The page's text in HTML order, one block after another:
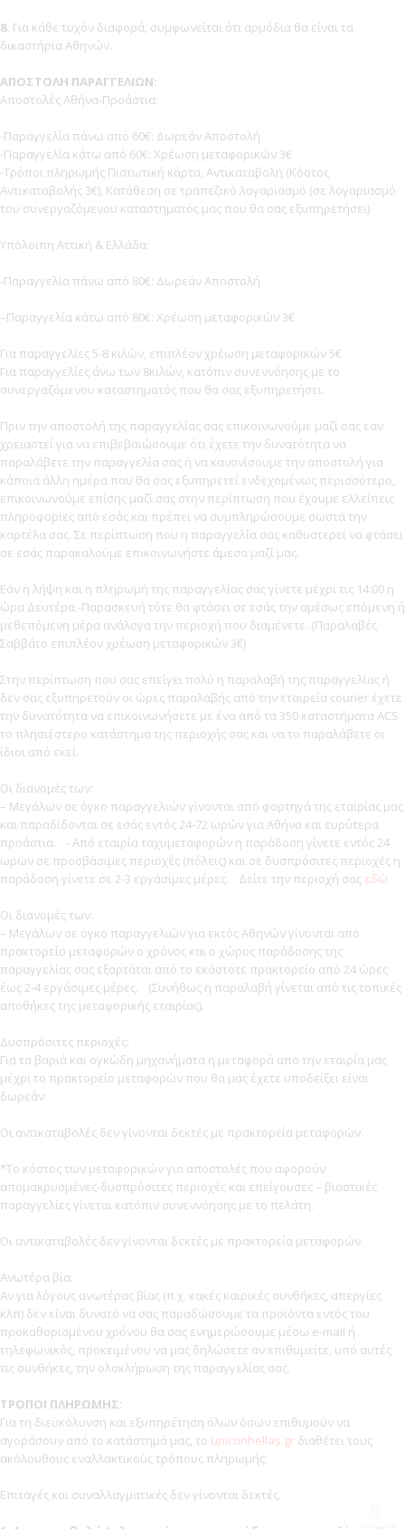
8. Για κάθε τυχόν διαφορά, συμφωνείται ότι αρμόδια θα είναι τα
δικαστήρια Αθηνών.
ΑΠΟΣΤΟΛΗ ΠΑΡΑΓΓΕΛΙΩΝ:
Αποστολές Αθήνα-Προάστια:
-Παραγγελία πάνω από 60€: Δωρεάν Αποστολή
-Παραγγελία κάτω από 60€: Χρέωση μεταφορικών 3€
-Τρόποι πληρωμής Πιστωτική κάρτα, Αντικαταβολή (Κόστος
Αντικαταβολής 3€), Κατάθεση σε τραπεζικό λογαριασμό (σε λογαριασμό
του συνεργαζόμενου καταστηματός μας που θα σας εξυπηρετήσει)
Υπόλοιπη Αττική & Ελλάδα:
-Παραγγελία πάνω από 80€: Δωρεάν Αποστολή
–Παραγγελία κάτω από 80€: Χρέωση μεταφορικών 3€
Για παραγγελίες 5-8 κιλών, επιπλέον χρέωση μεταφορικών 5€
Για παραγγελίες άνω των 8κιλών, κατόπιν συνεννόησης με το
συνεργαζόμενου καταστηματός που θα σας εξυπηρετήσει.
Πριν την αποστολή της παραγγελίας σας επικοινωνούμε μαζί σας εαν
χρειαστεί για να επιβεβαιώσουμε ότι έχετε την δυνατότητα να
παραλάβετε την παραγγελία σας ή να κανονίσουμε την αποστολή για
κάποια άλλη ημέρα που θα σας εξυπηρετεί ενδεχομένως περισσότερο,
επικοινωνούμε επίσης μαζί σας στην περίπτωση που έχουμε ελλείπεις
πληροφορίες από εσάς και πρέπει να συμπληρώσουμε σωστά την
καρτέλα σας. Σε περίπτωση που η παραγγελία σας καθυστερεί να φτάσει
σε εσάς παρακαλούμε επικοινωνήστε άμεσα μαζί μας.
Εάν η λήψη και η πληρωμή της παραγγελίας σας γίνετε μέχρι τις 14:00 η
ώρα Δευτέρα.-Παρασκευή τότε θα φτάσει σε εσάς την αμέσως επόμενη ή
μεθεπόμενη μέρα ανάλογα την περιοχή που διαμένετε. (Παραλαβές
Σαββάτο επιπλέον χρέωση μεταφορικών 3€)
Στην περίπτωση που σας επείγει πολύ η παραλαβή της παραγγελίας ή
δεν σας εξυπηρετούν οι ώρες παραλαβής από την εταιρεία courier έχετε
την δυνατότητα να επικοινωνήσετε με ένα από τα 350 καταστήματα ACS
το πλησιέστερο κατάστημα της περιοχής σας και να το παραλάβετε οι
ίδιοι από εκεί.
Οι διανομές των:
– Μεγάλων σε όγκο παραγγελιών γίνονται από φορτηγά της εταιρίας μας
και παραδίδονται σε εσάς εντός 24-72 ωρών για Αθήνα και ευρύτερα
προάστια. - Από εταιρία ταχυμεταφορών η παράδοση γίνετε εντός 24
ωρών σε προσβάσιμες περιοχές (πόλεις) και σε δυσπρόσιτες περιοχές η
παράδοση γίνετε σε 2-3 εργάσιμες μέρες. Δείτε την περιοχή σας εδώ
Οι διανομές των:
– Μεγάλων σε όγκο παραγγελιών για εκτός Αθηνών γίνονται από
πρακτορείο μεταφορών o χρόνος και ο χώρος παράδοσης της
παραγγελίας σας εξαρτάται από το εκάστοτε πρακτορείο από 24 ώρες
έως 2-4 εργάσιμες μέρες. (Συνήθως η παραλαβή γίνεται από τις τοπικές
αποθήκες της μεταφορικής εταιρίας).
Δυσπρόσιτες περιοχές:
Για τα βαριά και ογκώδη μηχανήματα η μεταφορά από την εταιρία μας
μέχρι το πρακτορείο μεταφορών που θα μας έχετε υποδείξει είναι
δωρεάν.
Οι αντικαταβολές δεν γίνονται δεκτές με πρακτορεία μεταφορών.
*Το κόστος των μεταφορικών για αποστολές που αφορούν
απομακρυσμένες-δυσπρόσιτες περιοχές και επείγουσες – βιαστικές
παραγγελίες γίνεται κατόπιν συνεννόησης με το πελάτη.
Οι αντικαταβολές δεν γίνονται δεκτές με πρακτορεία μεταφορών.
Ανωτέρα βία:
Αν για λόγους ανωτέρας βίας (π.χ. κακές καιρικές συνθήκες, απεργίες
κλπ) δεν είναι δυνατό να σας παραδώσουμε τα προϊόντα εντός του
προκαθορισμένου χρόνου θα σας ενημερώσουμε μέσω e-mail ή
τηλεφωνικός, προκειμένου να μας δηλώσετε αν επιθυμείτε, υπό αυτές
τις συνθήκες, την ολοκλήρωση της παραγγελίας σας.
ΤΡΟΠΟΙ ΠΛΗΡΩΜΗΣ:
Για τη διευκόλυνση και εξυπηρέτηση όλων όσων επιθυμούν να
αγοράσουν από το κατάστημά μας, το uniconhellas.gr διαθέτει τους
ακόλουθους εναλλακτικούς τρόπους πληρωμής:
Επιταγές και συναλλαγματικές δεν γίνονται δεκτές.